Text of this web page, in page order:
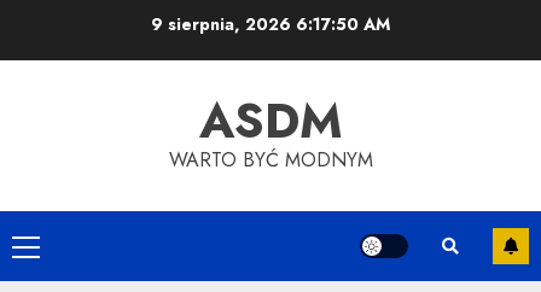
9 sierpnia, 20266:17:51 AM
ASDM
WARTO BYĆ MODNYM
Primary
Menu